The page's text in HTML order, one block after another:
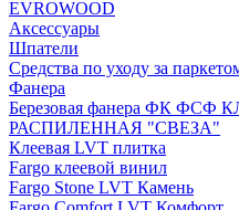
EVROWOOD
Аксессуары
Шпатели
Средства по уходу за
Фанера
Березовая фанера ФК
РАСПИЛЕННАЯ "СВЕЗА"
Клеевая LVT плитка
Fargo клеевой винил
Fargo Stone LVT Камень